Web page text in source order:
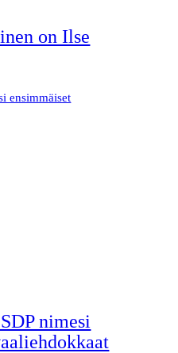
on Ilse
nimesi